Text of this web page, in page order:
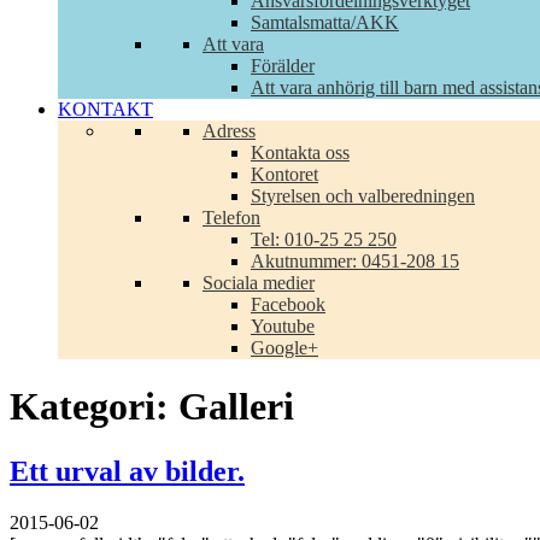
Samtalsmatta/AKK
Att vara
Förälder
Att vara anhörig till barn med
KONTAKT
Adress
Kontakta oss
Kontoret
Styrelsen och valberedningen
Telefon
Tel: 010-25 25 250
Akutnummer: 0451-208 15
Sociala medier
Facebook
Youtube
Google+
Kategori: Galleri
Ett urval av bilder.
2015-06-02